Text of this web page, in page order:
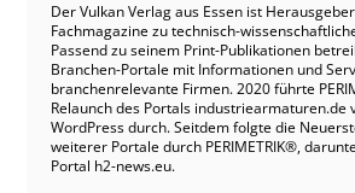
Der Vulkan Verlag aus Essen ist
Fachmagazine zu technisch-
Passend zu seinem Print-Publikationen
Branchen-Portale mit Informationen und
branchenrelevante Firmen. 2020 führte
Relaunch des Portals industriearmaturen.de
WordPress durch. Seitdem folgte die
weiterer Portale durch PERIMETRIK®,
Portal h2-news.eu.